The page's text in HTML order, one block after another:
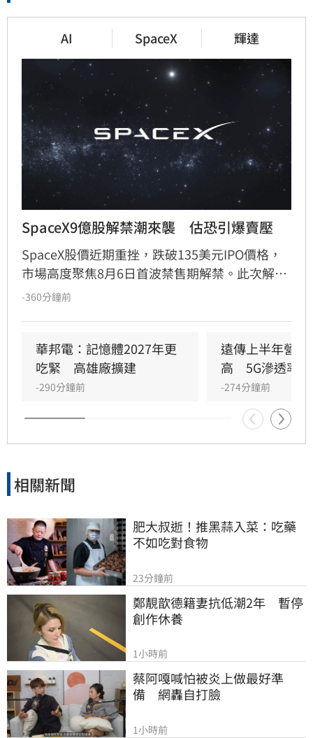
AI SpaceX 輝達
SpaceX9億股解禁潮來襲　估恐引爆賣壓
SpaceX股價近期重挫，跌破135美元IPO價格，
市場高度聚焦8月6日首波禁售期解禁。此次解禁
預計將釋放約9.12億股，使公開流通股數翻倍。
部分長期信仰者看好前景，但隨著禁售條款分批
解禁，市場預期短期內拋售潮將持續衝擊股價。
-360分鐘前
華邦電：記憶體2027年更
吃緊　高雄廠擴建
-290分鐘前
遠傳上半年營收
高　5G滲透率
-274分鐘前
相關新聞
肥大叔逝！推黑蒜入菜：吃藥
不如吃對食物
23分鐘前
鄭靚歆德籍妻抗低潮2年　暫停
創作休養
1小時前
蔡阿嘎喊怕被炎上做最好準
備　網轟自打臉
1小時前